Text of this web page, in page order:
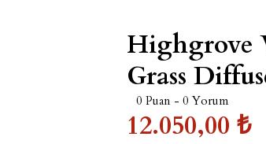
Highgrove
Grass
0 Puan - 0 Yorum
12.050,00 ₺